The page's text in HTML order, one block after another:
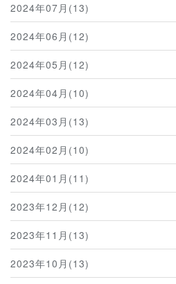
2024年07月(13)
2024年06月(12)
2024年05月(12)
2024年04月(10)
2024年03月(13)
2024年02月(10)
2024年01月(11)
2023年12月(12)
2023年11月(13)
2023年10月(13)